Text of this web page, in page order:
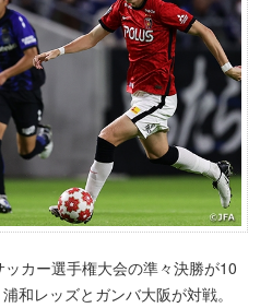
カー選手権大会の準々決勝が10
和レッズとガンバ大阪が対戦。